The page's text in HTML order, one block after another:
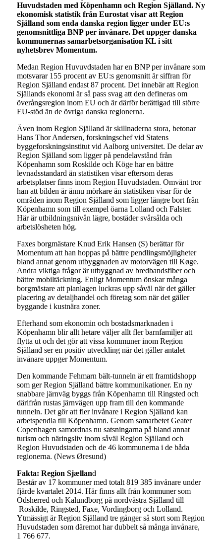
Huvudstaden med Köpenhamn och Region Själland. Ny
ekonomisk statistik från Eurostat visar att Region
Själland som enda danska region ligger under EU:s
genomsnittliga BNP per invånare. Det uppger danska
kommunernas samarbetsorganisation KL i sitt
nyhetsbrev Momentum.
Medan Region Huvuvdstaden har en BNP per invånare som
motsvarar 155 procent av EU:s genomsnitt är siffran för
Region Själland endast 87 procent. Det innebär att Region
Själlands ekonomi är så pass svag att den defineras om
överångsregion inom EU och är därför berättigad till större
EU-stöd än de övriga danska regionerna.
Även inom Region Själland är skillnaderna stora, betonar
Hans Thor Andersen, forskningschef vid Statens
byggeforskningsinstitut vid Aalborg universitet. De delar av
Region Själland som ligger på pendelavstånd från
Köpenhamn som Roskilde och Köge har en bättre
levnadsstandard än statistiken visar eftersom deras
arbetsplatser finns inom Region Huvudstaden. Omvänt tror
han att bilden är ännu mörkare än statistiken visar för de
områden inom Region Själland som ligger längre bort från
Köpenhamn som till exempel öarna Lolland och Falster.
Här är utbildningsnivån lägre, bostäder svårsålda och
arbetslösheten hög.
Faxes borgmästare Knud Erik Hansen (S) berättar för
Momentum att han hoppas på bättre pendlingsmöjligheter
bland annat genom utbyggnaden av motorvägen till Køge.
Andra viktiga frågor är utbyggnad av bredbandsfiber och
bättre mobiltäckning. Enligt Momentum önskar många
borgmästare att planlagen luckras upp såväl när det gäller
placering av detaljhandel och företag som när det gäller
byggande i kustnära zoner.
Efterhand som ekonomin och bostadsmarknaden i
Köpenhamn blir allt hetare väljer allt fler barnfamiljer att
flytta ut och det gör att vissa kommuner inom Region
Själland ser en positiv utveckling när det gäller antalet
invånare uppger Momentum.
Den kommande Fehmarn bält-tunneln är ett framtidshopp
som ger Region Själland bättre kommunikationer. En ny
snabbare järnväg byggs från Köpenhamn till Ringsted och
därifrån rustas järnvägen upp fram till den kommande
tunneln. Det gör att fler invånare i Region Själland kan
arbetspendla till Köpenhamn. Genom samarbetet Geater
Copenhagen samordnas nu satsningarna på bland annat
turism och näringsliv inom såväl Region Själland och
Region Huvudstaden och de 46 kommunerna i de båda
regionerna. (News Øresund)
Fakta: Region Sjælland
Består av 17 kommuner med totalt 819 385 invånare under
fjärde kvartalet 2014. Här finns allt från kommuner som
Odsherred och Kalundborg på nordvästra Själland till
Roskilde, Ringsted, Faxe, Vordingborg och Lolland.
Ytmässigt är Region Själland tre gånger så stort som Region
Huvudstaden som däremot har dubbelt så många invånare,
1 766 677.